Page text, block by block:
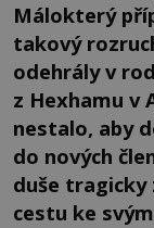
Málokterý
takový
odehrály v
z Hexhamu v
nestalo, aby
do nových
duše tragicky
cestu ke